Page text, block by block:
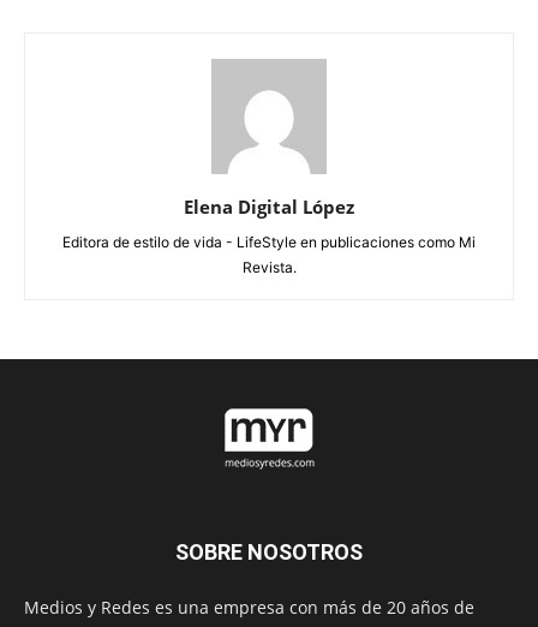
Elena Digital López
Editora de estilo de vida - LifeStyle en publicaciones como Mi
Revista.
SOBRE NOSOTROS
Medios y Redes es una empresa con más de 20 años de